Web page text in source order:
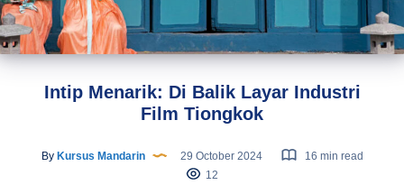
Intip Menarik: Di Balik Layar Industri
Film Tiongkok
ByKursus Mandarin 29 October 2024
16 min read
12